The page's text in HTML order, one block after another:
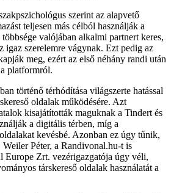
szerint az alapvető
teljesen más célból használják a
valójában alkalmi partnert keres,
igaz szerelemre vágynak. Ezt pedig az
meg, ezért az első néhány randi után
platformról.
történő térhódítása világszerte hatással
oldalak működésére. Azt
kisajátították maguknak a Tindert és
a digitális térben, míg a
kevésbé. Azonban ez úgy tűnik,
Péter, a Randivonal.hu-t is
Europe Zrt. vezérigazgatója úgy véli,
társkereső oldalak használatát a